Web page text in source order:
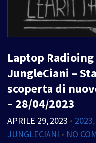
Laptop Radioing
JungleCiani –
scoperta di
– 28/04/2023
APRILE 29, 2023 • 2023,
JUNGLECIANI • NO